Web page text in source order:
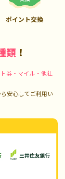
ポイント交換
類 ！
券・マイル・他社
安心してご利用い